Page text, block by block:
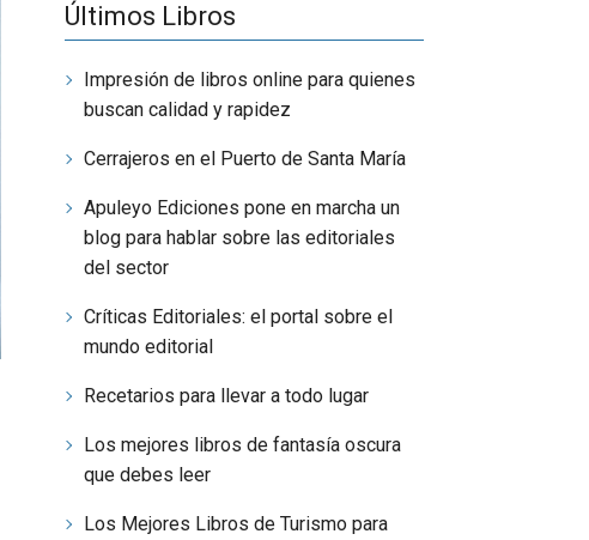
Últimos Libros
Impresión de libros online para quienes
buscan calidad y rapidez
Cerrajeros en el Puerto de Santa María
Apuleyo Ediciones pone en marcha un
blog para hablar sobre las editoriales
del sector
Críticas Editoriales: el portal sobre el
mundo editorial
Recetarios para llevar a todo lugar
Los mejores libros de fantasía oscura
que debes leer
Los Mejores Libros de Turismo para